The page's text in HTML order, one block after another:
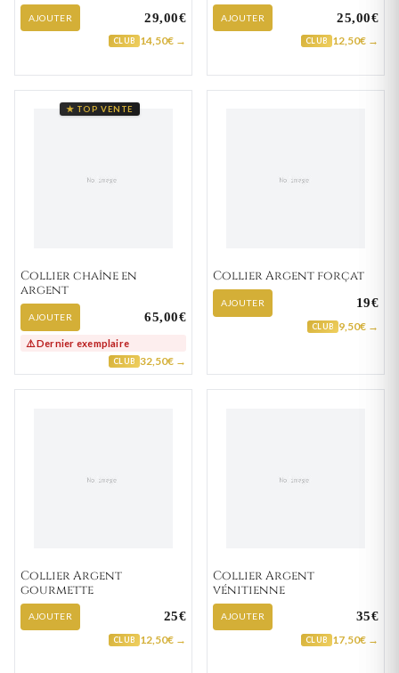
AJOUTER 29,00€
CLUB 14,50€ →
AJOUTER 25,00€
CLUB 12,50€ →
★ TOP VENTE
Collier chaîne en
argent
AJOUTER 65,00€
⚠️ Dernier exemplaire
CLUB 32,50€ →
Collier Argent forçat
AJOUTER 19€
CLUB 9,50€ →
Collier Argent
gourmette
AJOUTER 25€
CLUB 12,50€ →
Collier Argent
vénitienne
AJOUTER 35€
CLUB 17,50€ →